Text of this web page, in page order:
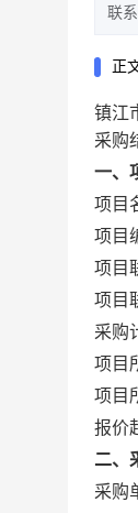
联
正
镇江
采购
一、
项目
项目
项目
项目
采购
项目
项目
报价
二、
采购